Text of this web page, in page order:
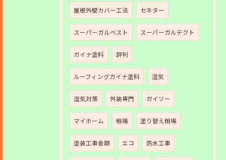
屋根外壁カバー工法 セネター
スーパーガルベスト スーパーガルテクト
ガイナ塗料 評判
ルーフィングガイナ塗料 湿気
湿気対策 外装専門 ガイソー
マイホーム 相場 塗り替え相場
塗装工事金額 エコ 防水工事